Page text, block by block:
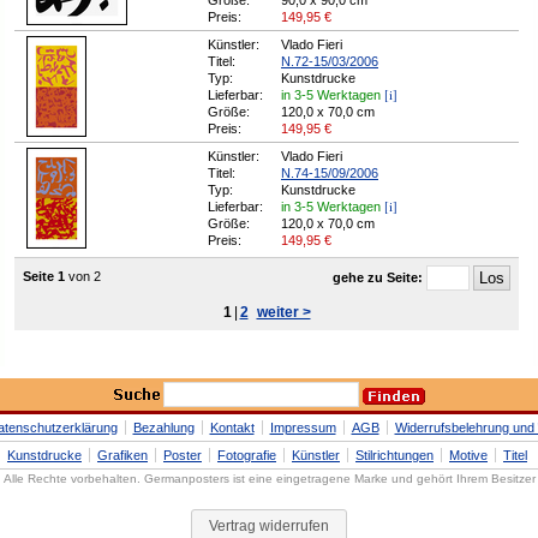
Preis:
149,95 €
Künstler:
Vlado Fieri
Titel:
N.72-15/03/2006
Typ:
Kunstdrucke
Lieferbar:
in 3-5 Werktagen [i]
Größe:
120,0 x 70,0 cm
Preis:
149,95 €
Künstler:
Vlado Fieri
Titel:
N.74-15/09/2006
Typ:
Kunstdrucke
Lieferbar:
in 3-5 Werktagen [i]
Größe:
120,0 x 70,0 cm
Preis:
149,95 €
Seite 1 von 2 gehe zu Seite:
1 2 weiter >
Bezahlung Kontakt Impressum AGB
Widerrufsbelehrung
Kunstdrucke
Grafiken Poster Fotografie Künstler Stilrichtungen Motive Titel
Alle Rechte vorbehalten. Germanposters ist eine eingetragene Marke und gehört Ihrem Besitzer
Vertrag widerrufen